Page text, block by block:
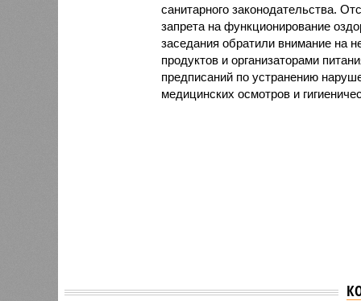
санитарного законодательства.
запрета на функционирование
заседания обратили внимание на
продуктов и организаторами
предписаний по устранению
медицинских осмотров и